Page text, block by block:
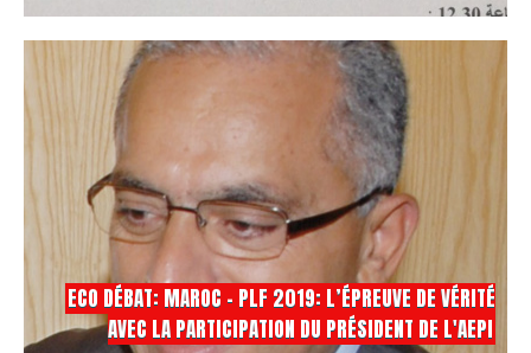
ECO DÉBAT: MAROC - PLF 2019: L’ÉPREUVE DE VÉRITÉ
AVEC LA PARTICIPATION DU PRÉSIDENT DE L'AEPI